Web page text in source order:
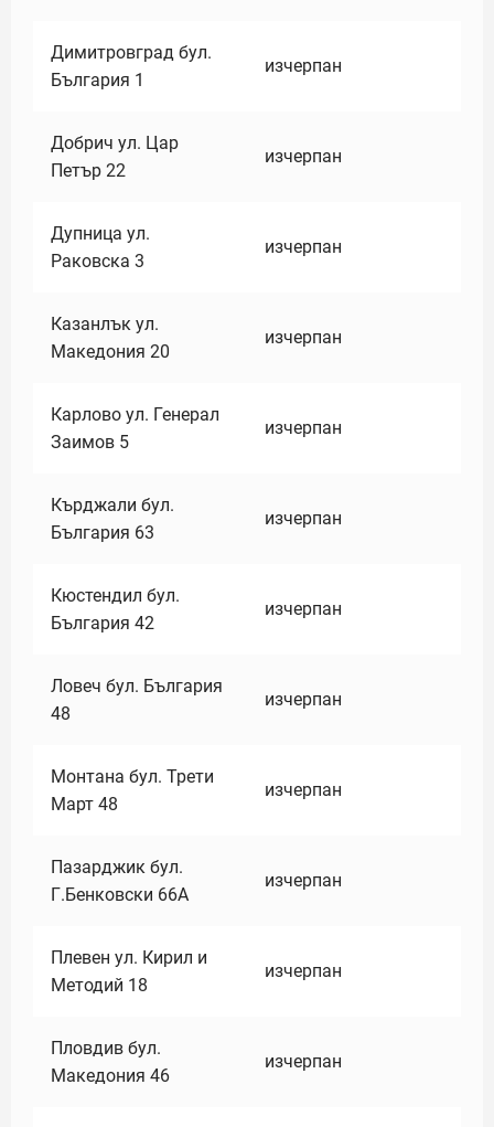
Димитровград бул.
България 1
изчерпан
Добрич ул. Цар
Петър 22
изчерпан
Дупница ул.
Раковска 3
изчерпан
Казанлък ул.
Македония 20
изчерпан
Карлово ул. Генерал
Заимов 5
изчерпан
Кърджали бул.
България 63
изчерпан
Кюстендил бул.
България 42
изчерпан
Ловеч бул. България
48
изчерпан
Монтана бул. Трети
Март 48
изчерпан
Пазарджик бул.
Г.Бенковски 66А
изчерпан
Плевен ул. Кирил и
Методий 18
изчерпан
Пловдив бул.
Македония 46
изчерпан